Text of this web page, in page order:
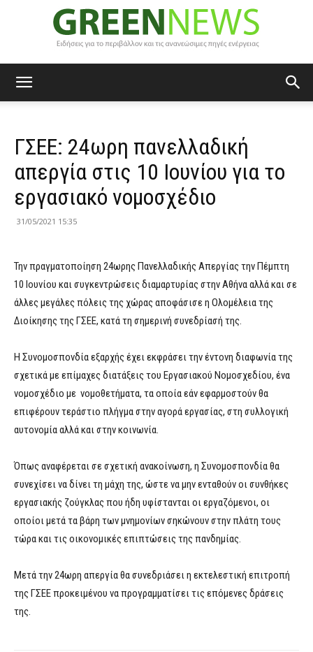
News
ΓΣΕΕ: 24ωρη πανελλαδική
απεργία στις 10 Ιουνίου για το
εργασιακό νομοσχέδιο
31/05/2021 15:35
Την πραγματοποίηση 24ωρης Πανελλαδικής Απεργίας την Πέμπτη
10 Ιουνίου και συγκεντρώσεις διαμαρτυρίας στην Αθήνα αλλά και σε
άλλες μεγάλες πόλεις της χώρας αποφάσισε η Ολομέλεια της
Διοίκησης της ΓΣΕΕ, κατά τη σημερινή συνεδρίασή της.
Η Συνομοσπονδία εξαρχής έχει εκφράσει την έντονη διαφωνία της
σχετικά με επίμαχες διατάξεις του Εργασιακού Νομοσχεδίου, ένα
νομοσχέδιο με νομοθετήματα, τα οποία εάν εφαρμοστούν θα
επιφέρουν τεράστιο πλήγμα στην αγορά εργασίας, στη συλλογική
αυτονομία αλλά και στην κοινωνία.
Όπως αναφέρεται σε σχετική ανακοίνωση, η Συνομοσπονδία θα
συνεχίσει να δίνει τη μάχη της, ώστε να μην ενταθούν οι συνθήκες
εργασιακής ζούγκλας που ήδη υφίστανται οι εργαζόμενοι, οι
οποίοι μετά τα βάρη των μνημονίων σηκώνουν στην πλάτη τους
τώρα και τις οικονομικές επιπτώσεις της πανδημίας.
Μετά την 24ωρη απεργία θα συνεδριάσει η εκτελεστική επιτροπή
της ΓΣΕΕ προκειμένου να προγραμματίσει τις επόμενες δράσεις
της.